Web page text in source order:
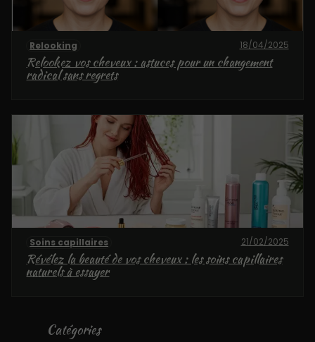
Catégories
Relooking 18/04/2025
Relookez vos cheveux : astuces pour un changement
radical sans regrets
Soins capillaires 21/02/2025
Révélez la beauté de vos cheveux : les soins capillaires
naturels à essayer